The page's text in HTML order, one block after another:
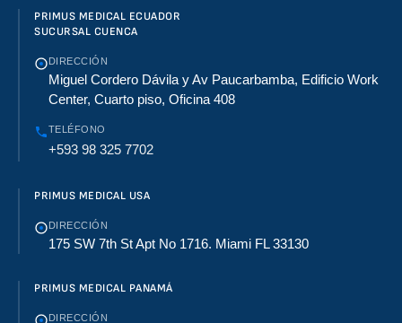
PRIMUS MEDICAL ECUADOR
SUCURSAL CUENCA
DIRECCIÓN
Miguel Cordero Dávila y Av Paucarbamba, Edificio Work
Center, Cuarto piso, Oficina 408
TELÉFONO
+593 98 325 7702
PRIMUS MEDICAL USA
DIRECCIÓN
175 SW 7th St Apt No 1716. Miami FL 33130
PRIMUS MEDICAL PANAMÁ
DIRECCIÓN